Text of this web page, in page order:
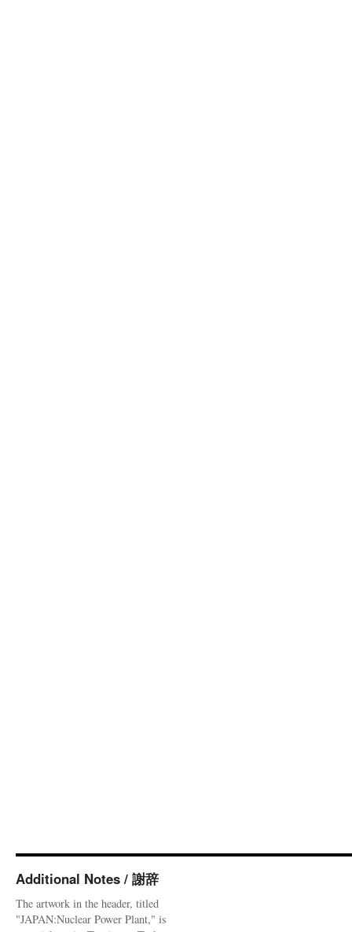
Additional Notes / 謝辞
The artwork in the header, titled
"JAPAN:Nuclear Power Plant," is